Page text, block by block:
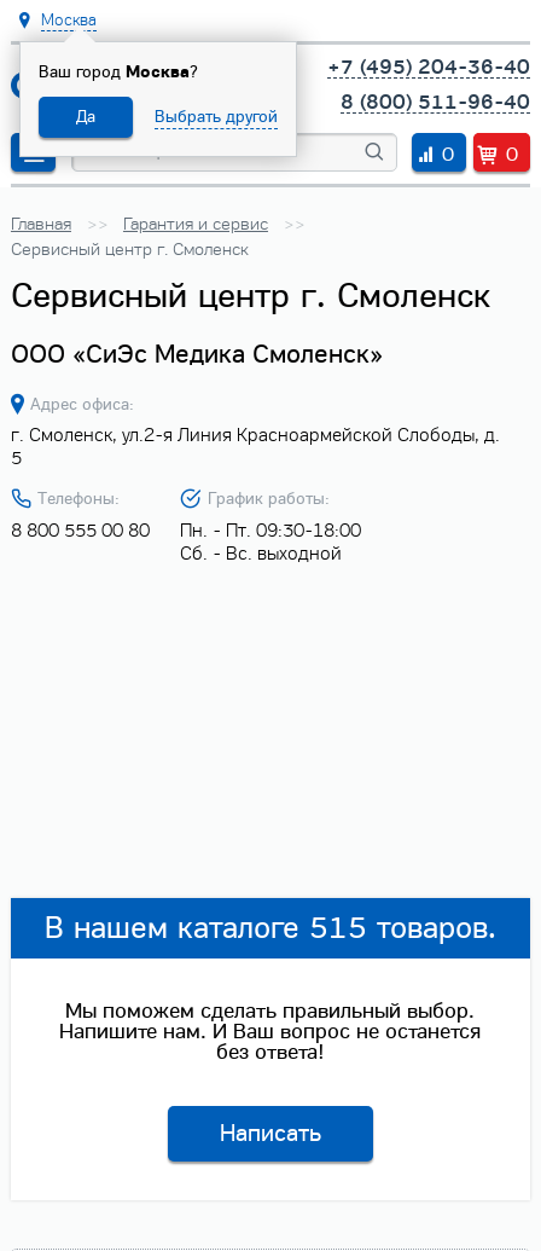
Москва
Ваш город Москва?
Да Выбрать другой
+7 (495) 204-36-40
8 (800) 511-96-40
0
0
Главная
Гарантия и сервис
Сервисный центр г. Смоленск
Сервисный центр г. Смоленск
ООО «СиЭс Медика Смоленск»
Адрес офиса:
г. Смоленск, ул.2-я Линия Красноармейской Слободы, д.
5
Телефоны:
8 800 555 00 80
График работы:
Пн. - Пт. 09:30-18:00
Сб. - Вс. выходной
В нашем каталоге 515 товаров.
Мы поможем сделать правильный выбор.
Напишите нам. И Ваш вопрос не останется
без ответа!
Написать